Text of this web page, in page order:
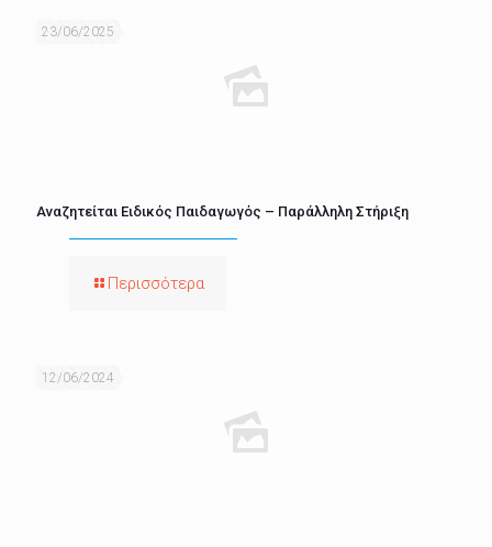
23/06/2025
Αναζητείται Ειδικός Παιδαγωγός – Παράλληλη Στήριξη
Περισσότερα
12/06/2024